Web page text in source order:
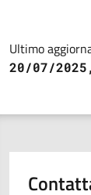
Ultimo
20/07/